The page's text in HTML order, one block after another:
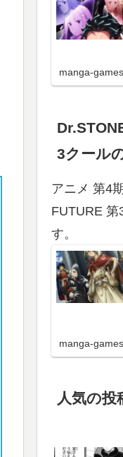
manga-
3クール
アニメ 第4
FUTURE
す。
manga-
人気の投